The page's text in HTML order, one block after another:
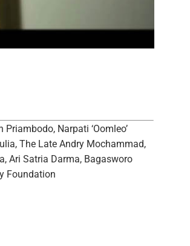
Priambodo, Narpati ‘Oomleo’
The Late Andry Mochammad,
Ari Satria Darma, Bagasworo
Foundation